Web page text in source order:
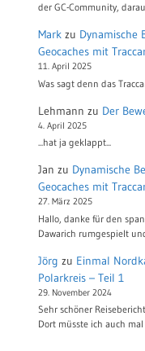
der GC-Community,
Mark zu Dynamische
Geocaches mit
11. April 2025
Was sagt denn das
Lehmann zu Der
4. April 2025
...hat ja geklappt...
Jan zu Dynamische
Geocaches mit
27. März 2025
Hallo, danke für den
Dawarich rumgespielt
Jörg zu Einmal
Polarkreis – Teil 1
29. November 2024
Sehr schöner
Dort müsste ich auch